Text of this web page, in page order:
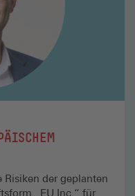
Risiken der geplanten
„EU Inc.“ für